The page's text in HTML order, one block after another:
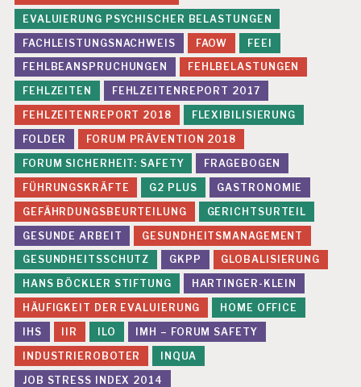
EVALUIERUNG PSYCHISCHER BELASTUNGEN
FACHLEISTUNGSNACHWEIS
FAOW
FEEI
FEHLBEANSPRUCHUNGEN
FEHLBELASTUNGEN
FEHLZEITEN
FEHLZEITENREPORT 2017
FEHLZEITENREPORT 2018
FLEXIBILISIERUNG
FOLDER
FORUM PRÄVENTION 2018
FORUM SICHERHEIT: SAFETY
FRAGEBOGEN
FÜHRUNGSKRÄFTE
G2 PLUS
GASTRONOMIE
GEFÄHRDUNGSBEURTEILUNG
GERICHTSURTEIL
GESUNDE ARBEIT
GESUNDHEITSMANAGEMENT
GESUNDHEITSSCHUTZ
GKPP
GLOBALISIERUNG
HANS BÖCKLER STIFTUNG
HARTINGER-KLEIN
HÄUFIGKEIT DER EVALUIERUNG
HOME OFFICE
IHS
IIR ILO
IMH – FORUM SAFETY
INDUSTRIEROBOTER
INQUA
JOB STRESS INDEX 2014